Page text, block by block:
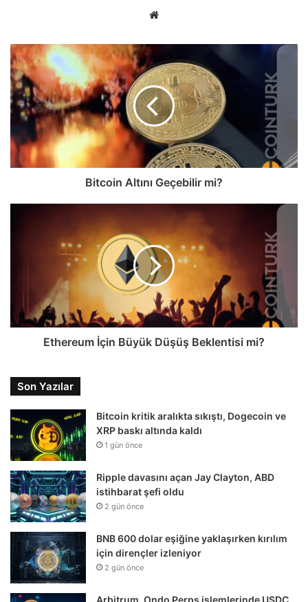
Web
Bitcoin Altını Geçebilir mi?
Ethereum İçin Büyük Düşüş Beklentisi mi?
Son Yazılar
Bitcoin kritik aralıkta sıkıştı, Dogecoin ve
XRP baskı altında kaldı
1 gün önce
Ripple davasını açan Jay Clayton, ABD
istihbarat şefi oldu
2 gün önce
BNB 600 dolar eşiğine yaklaşırken kırılım
için dirençler izleniyor
2 gün önce
Arbitrum, Ondo Perps işlemlerinde USDC